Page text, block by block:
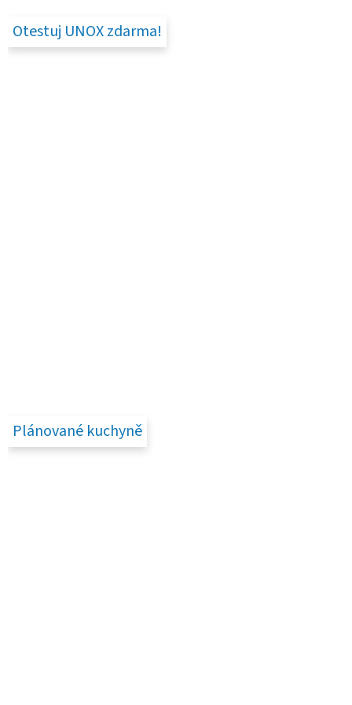
Otestuj UNOX zdarma!
Plánované kuchyně